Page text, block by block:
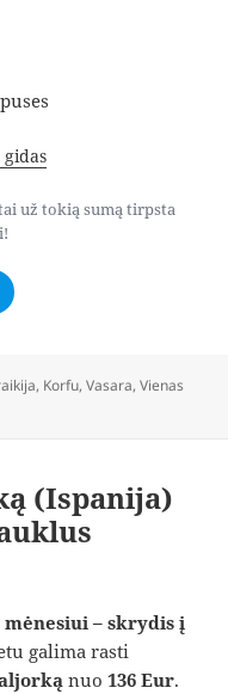
už tokią sumą tirpsta
, Korfu,Vasara,Vienas
(Ispanija)
– skrydis į
galima rasti
nuo136 Eur.